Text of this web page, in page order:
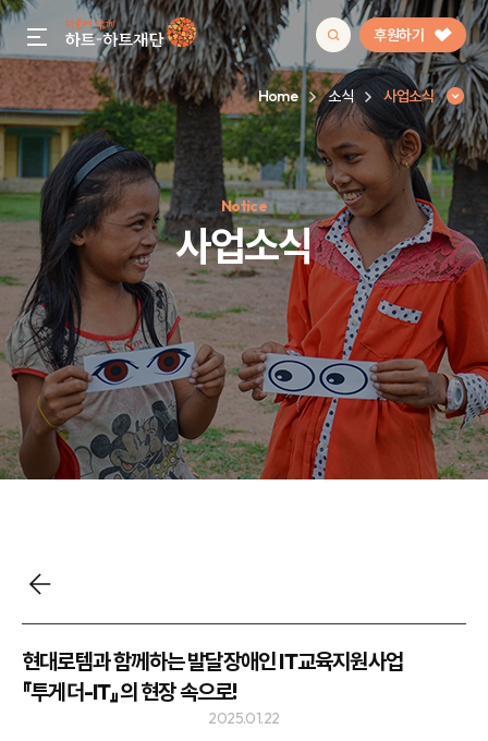
gnb menu open 후원하기
인기 키워드
#정기후원#하트플레이스#캠페인#팬덤후원
Home 소식 사업소식
Notice
사업소식
사업소식
현대로템과 함께하는 발달장애인 IT교육지원사업
『투게더-IT』의 현장 속으로!
2025.01.22